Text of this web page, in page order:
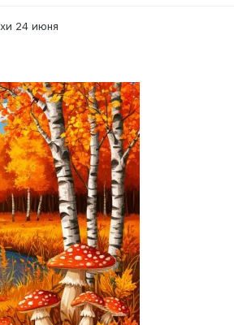
24 июня